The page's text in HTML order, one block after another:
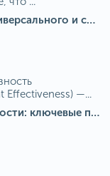
Алгоритм расчета ОЕЕ как самого универсального и современного показателя эффективности оборудования в мире
Effectiveness) —...
Измерение операционной эффективности: ключевые показатели для непрерывного совершенствования